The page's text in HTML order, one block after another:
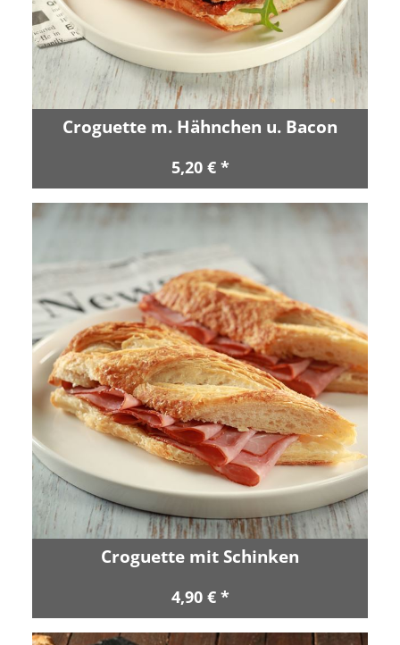
Croguette m. Hähnchen u. Bacon
5,20 € *
Croguette mit Schinken
4,90 € *